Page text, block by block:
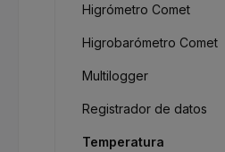
Higrómetro Comet
Higrobarómetro Comet
Multilogger
Registrador de datos
Temperatura